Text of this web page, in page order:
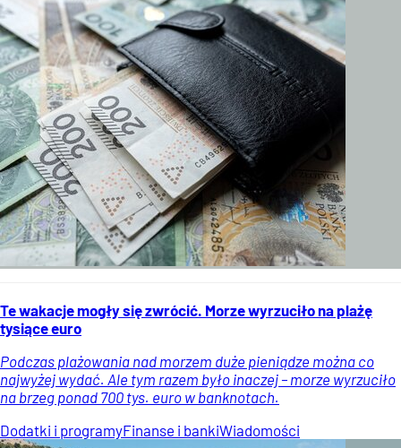
Te wakacje mogły się zwrócić. Morze wyrzuciło na plażę
tysiące euro
Podczas plażowania nad morzem duże pieniądze można co
najwyżej wydać. Ale tym razem było inaczej – morze wyrzuciło
na brzeg ponad 700 tys. euro w banknotach.
Dodatki i programyFinanse i bankiWiadomości